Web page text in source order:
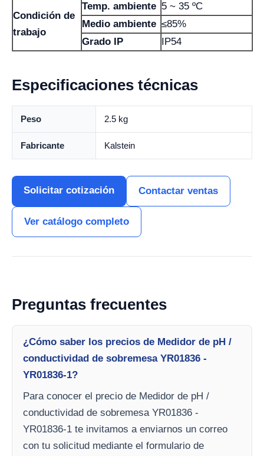
Condición de
trabajo
Temp. ambiente 5 ~ 35 ºC
Medio ambiente ≤85%
Grado IP
IP54
Especificaciones técnicas
Peso 2.5 kg
Fabricante Kalstein
Solicitar cotización Contactar ventas
Ver catálogo completo
Preguntas frecuentes
¿Cómo saber los precios de Medidor de pH /
conductividad de sobremesa YR01836 -
YR01836-1?
Para conocer el precio de Medidor de pH /
conductividad de sobremesa YR01836 -
YR01836-1 te invitamos a enviarnos un correo
con tu solicitud mediante el formulario de